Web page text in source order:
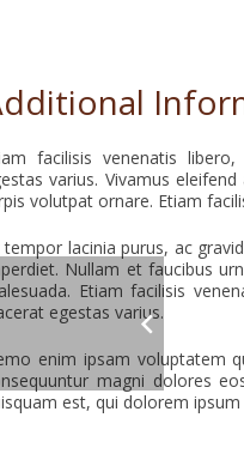
facilisis venenatis
varius. Vivamus
volutpat ornare. Etiam
tempor lacinia purus, ac
Nullam et faucibus
Etiam facilisis
egestas varius.
enim ipsam voluptatem
magni dolores
est, qui dolorem